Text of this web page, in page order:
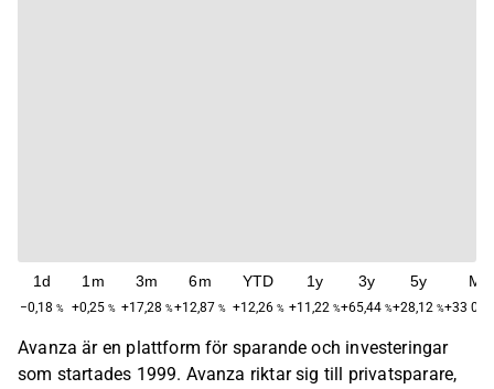
1d
−0,18 %
1m
+0,25 %
3m
+17,28 %
6m
+12,87 %
YTD
+12,26 %
1y
+11,22 %
3y
+65,44 %
5y
+28,12 %+33
Avanza är en plattform för sparande och investeringar
som startades 1999. Avanza riktar sig till privatsparare,